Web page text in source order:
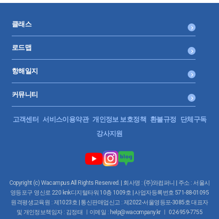
클래스
로드맵
항해일지
커뮤니티
고객센터 서비스이용약관 개인정보 보호정책 환불규정
단체구독
강사지원
Copyright (c) Wacampus All Rights Reserved. | 회사명 : (주)와컴퍼니 | 주소 : 서울시
영등포구 영신로 220 knk디지털타워 10층 1009호 | 사업자등록번호 571-88-01095
원격평생교육원 : 제1023호 | 통신판매업신고 : 제2022-서울영등포-3085호 대표자
및 개인정보책임자 : 김정태 ㅣ이메일 : help@wacompany.kr ㅣ 02-6959-7755